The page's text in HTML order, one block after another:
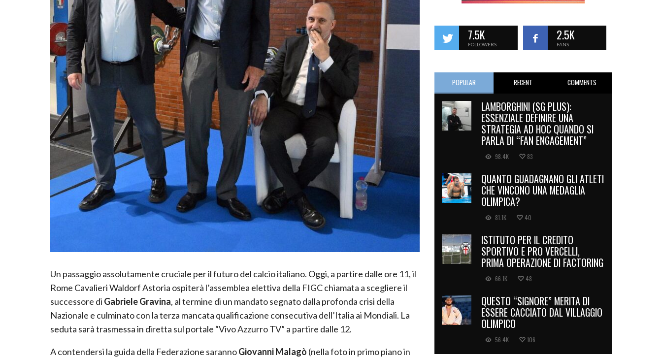
Un passaggio assolutamente cruciale per il futuro del calcio italiano. Oggi, a partire dalle ore 11, il
Rome Cavalieri Waldorf Astoria ospiterà l’assemblea elettiva della FIGC chiamata a scegliere il
successore di Gabriele Gravina, al termine di un mandato segnato dalla profonda crisi della
Nazionale e culminato con la terza mancata qualificazione consecutiva dell’Italia ai Mondiali. La
seduta sarà trasmessa in diretta sul portale “Vivo Azzurro TV” a partire dalle 12.
A contendersi la guida della Federazione sarannoGiovanni Malagò (nella foto in primo piano in
7.5K
FOLLOWERS
2.5K
FANS
POPULAR RECENT COMMENTS
LAMBORGHINI (SG PLUS):
ESSENZIALE DEFINIRE UNA
STRATEGIA AD HOC QUANDO SI
PARLA DI “FAN ENGAGEMENT”
98.4K 83
QUANTO GUADAGNANO GLI ATLETI
CHE VINCONO UNA MEDAGLIA
OLIMPICA?
81.1K 40
ISTITUTO PER IL CREDITO
SPORTIVO E PRO VERCELLI,
PRIMA OPERAZIONE DI FACTORING
66.1K 48
QUESTO “SIGNORE” MERITA DI
ESSERE CACCIATO DAL VILLAGGIO
OLIMPICO
56.4K 106